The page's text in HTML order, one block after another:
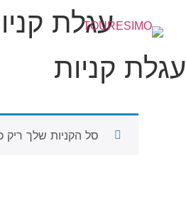
עגלת
עגלת קניות
סל הקניות שלך ריק